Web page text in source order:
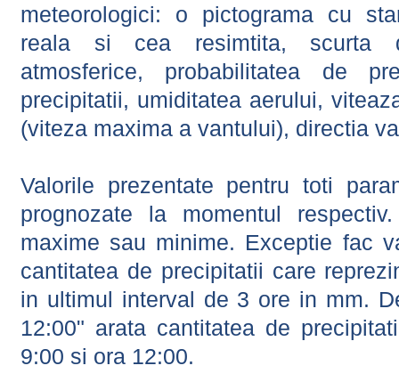
meteorologici: o pictograma cu
reala si cea resimtita, scurta
atmosferice, probabilitatea de
precipitatii, umiditatea aerului,
(viteza maxima a vantului), directia
Valorile prezentate pentru toti
prognozate la momentul
maxime sau minime. Exceptie fac
cantitatea de precipitatii care
in ultimul interval de 3 ore in mm.
12:00" arata cantitatea de
9:00 si ora 12:00.